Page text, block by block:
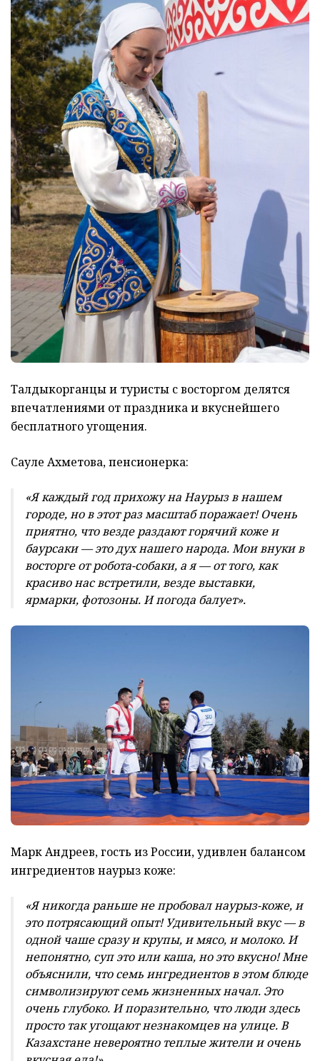
Талдыкорганцы и туристы с восторгом делятся
впечатлениями от праздника и вкуснейшего
бесплатного угощения.
Сауле Ахметова, пенсионерка:
«Я каждый год прихожу на Наурыз в нашем
городе, но в этот раз масштаб поражает! Очень
приятно, что везде раздают горячий коже и
баурсаки — это дух нашего народа. Мои внуки в
восторге от робота-собаки, а я — от того, как
красиво нас встретили, везде выставки,
ярмарки, фотозоны. И погода балует».
Марк Андреев, гость из России, удивлен балансом
ингредиентов наурыз коже:
«Я никогда раньше не пробовал наурыз-коже, и
это потрясающий опыт! Удивительный вкус — в
одной чаше сразу и крупы, и мясо, и молоко. И
непонятно, суп это или каша, но это вкусно! Мне
объяснили, что семь ингредиентов в этом блюде
символизируют семь жизненных начал. Это
очень глубоко. И поразительно, что люди здесь
просто так угощают незнакомцев на улице. В
Казахстане невероятно теплые жители и очень